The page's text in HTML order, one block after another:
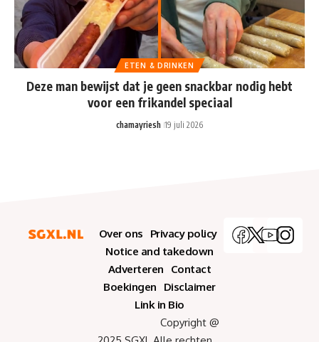
ETEN & DRINKEN
Deze man bewijst dat je geen snackbar nodig hebt
voor een frikandel speciaal
chamayriesh 19 juli 2026
Over ons
Privacy policy
Notice and takedown
Adverteren
Contact
Boekingen
Disclaimer
Link in Bio
Copyright @